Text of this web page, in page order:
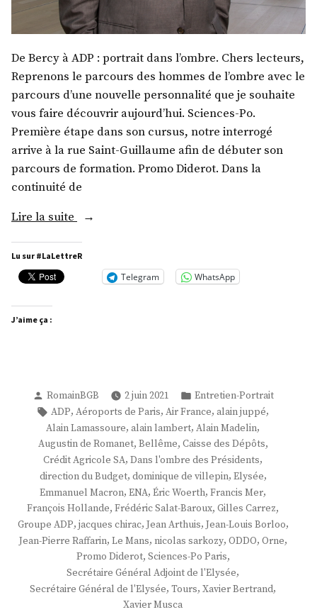
De Bercy à ADP : portrait dans l’ombre. Chers lecteurs,
Reprenons le parcours des hommes de l’ombre avec le
parcours d’une nouvelle personnalité que je souhaite
vous faire découvrir aujourd’hui. Sciences-Po.
Première étape dans son cursus, notre interrogé
arrive à la rue Saint-Guillaume afin de débuter son
parcours de formation. Promo Diderot. Dans la
continuité de
Lire la suite
« M.
de
Romanet »
Lu sur #LaLettreR
Telegram WhatsApp
J’aime ça :
Publié
par
RomainBGB 2 juin 2021
Publié
dans
Entretien-Portrait
Étiquettes :
ADP, Aéroports de Paris, Air France, alain juppé,
Alain Lamassoure, alain lambert, Alain Madelin,
Augustin de Romanet, Bellême, Caisse des Dépôts,
Crédit Agricole SA, Dans l'ombre des Présidents,
direction du Budget, dominique de villepin, Elysée,
Emmanuel Macron, ENA, Éric Woerth, Francis Mer,
François Hollande, Frédéric Salat-Baroux, Gilles Carrez,
Groupe ADP, jacques chirac, Jean Arthuis, Jean-Louis Borloo,
Jean-Pierre Raffarin, Le Mans, nicolas sarkozy, ODDO, Orne,
Promo Diderot, Sciences-Po Paris,
Secrétaire Général Adjoint de l'Elysée,
Secrétaire Général de l'Elysée, Tours, Xavier Bertrand,
Xavier Musca